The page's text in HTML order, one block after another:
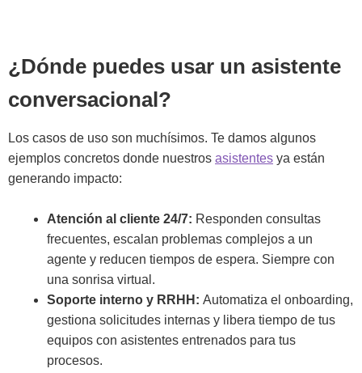
¿Dónde puedes usar un asistente
conversacional?
Los casos de uso son muchísimos. Te damos algunos
ejemplos concretos donde nuestros asistentes ya están
generando impacto:
Atención al cliente 24/7: Responden consultas
frecuentes, escalan problemas complejos a un
agente y reducen tiempos de espera. Siempre con
una sonrisa virtual.
Soporte interno y RRHH: Automatiza el onboarding,
gestiona solicitudes internas y libera tiempo de tus
equipos con asistentes entrenados para tus
procesos.